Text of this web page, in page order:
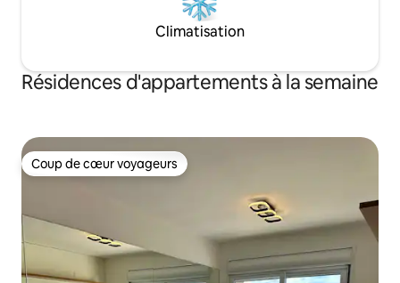
Climatisation
Résidences d'appartements à la semaine
Coup de cœur voyageurs
Coup de cœur voyageurs